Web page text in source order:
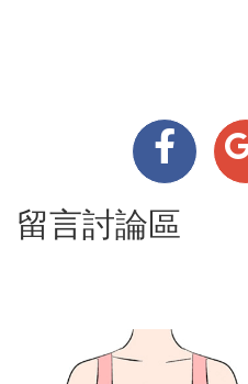
留言討論區